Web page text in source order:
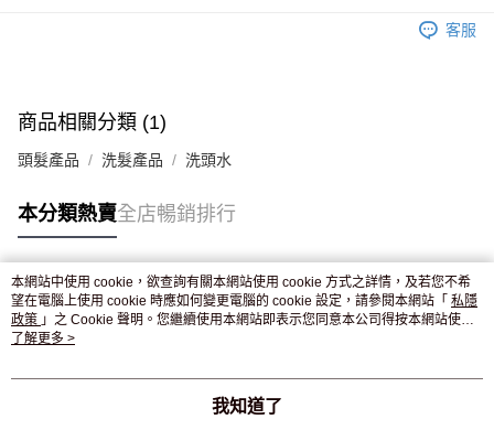
付款後門市自取，訂單確認後2-4個工作天到店，7天內取。逾期後
客服
商品相關分類 (1)
頭髮產品 洗髮產品 洗頭水
本分類熱賣全店暢銷排行
熱門標籤
熱銷排行
本網站中使用 cookie，欲查詢有關本網站使用 cookie 方式之詳情，及若您不希
望在電腦上使用 cookie 時應如何變更電腦的 cookie 設定，請參閱本網站「 私隱
政策 」之 Cookie 聲明。您繼續使用本網站即表示您同意本公司得按本網站使用
條款之 Cookie 聲明使用 cookie。
了解更多 >
我知道了